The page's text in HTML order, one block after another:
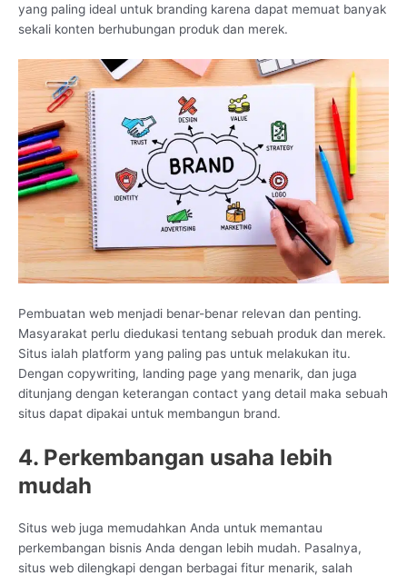
yang paling ideal untuk branding karena dapat memuat banyak
sekali konten berhubungan produk dan merek.
Pembuatan web menjadi benar-benar relevan dan penting.
Masyarakat perlu diedukasi tentang sebuah produk dan merek.
Situs ialah platform yang paling pas untuk melakukan itu.
Dengan copywriting, landing page yang menarik, dan juga
ditunjang dengan keterangan contact yang detail maka sebuah
situs dapat dipakai untuk membangun brand.
4. Perkembangan usaha lebih
mudah
Situs web juga memudahkan Anda untuk memantau
perkembangan bisnis Anda dengan lebih mudah. Pasalnya,
situs web dilengkapi dengan berbagai fitur menarik, salah